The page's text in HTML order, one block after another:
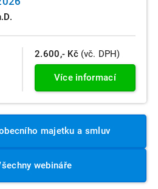
2.600,- Kč (vč. DPH)
Více informací
majetku a smluv
webináře